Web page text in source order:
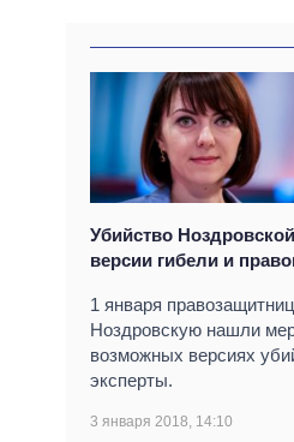
Убийство
версии гибели и
1 января
Ноздровскую нашли
возможных версиях
эксперты.
3 января 2018, 14:10